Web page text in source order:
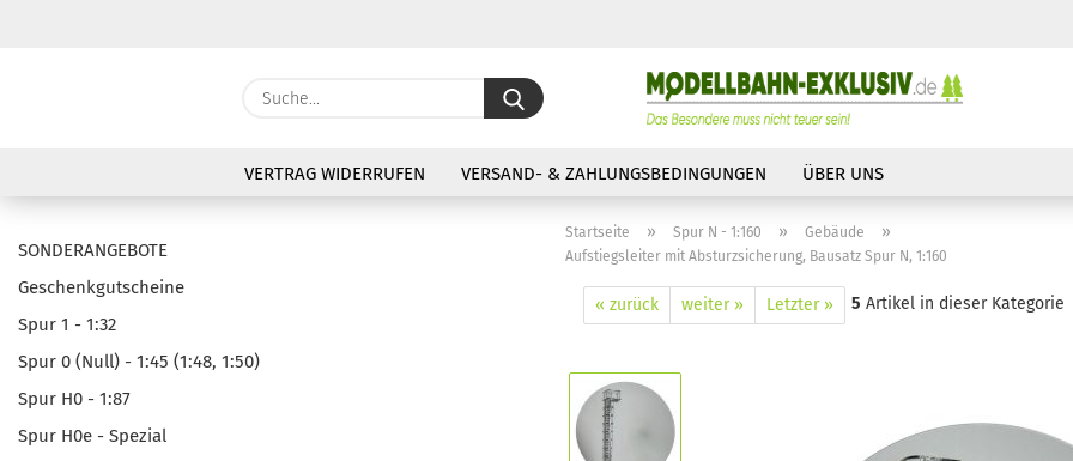
Suche...
VERTRAG WIDERRUFEN VERSAND- & ZAHLUNGSBEDINGUNGEN ÜBER UNS
Startseite » Spur N - 1:160 » Gebäude »
Aufstiegsleiter mit Absturzsicherung, Bausatz Spur N, 1:160
« zurück weiter » Letzter » 5 Artikel in dieser Kategorie
SONDERANGEBOTE
Geschenkgutscheine
Spur 1 - 1:32
Spur 0 (Null) - 1:45 (1:48, 1:50)
Spur H0 - 1:87
Spur H0e - Spezial